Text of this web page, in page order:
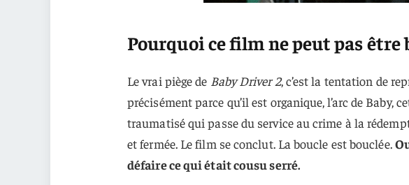
Pourquoi ce film ne peut pas être
Le vrai piège de Baby Driver 2, c’est la tentation de
précisément parce qu’il est organique, l’arc de Baby,
traumatisé qui passe du service au crime à la
et fermée. Le film se conclut. La boucle est bouclée.
défaire ce qui était cousu serré.